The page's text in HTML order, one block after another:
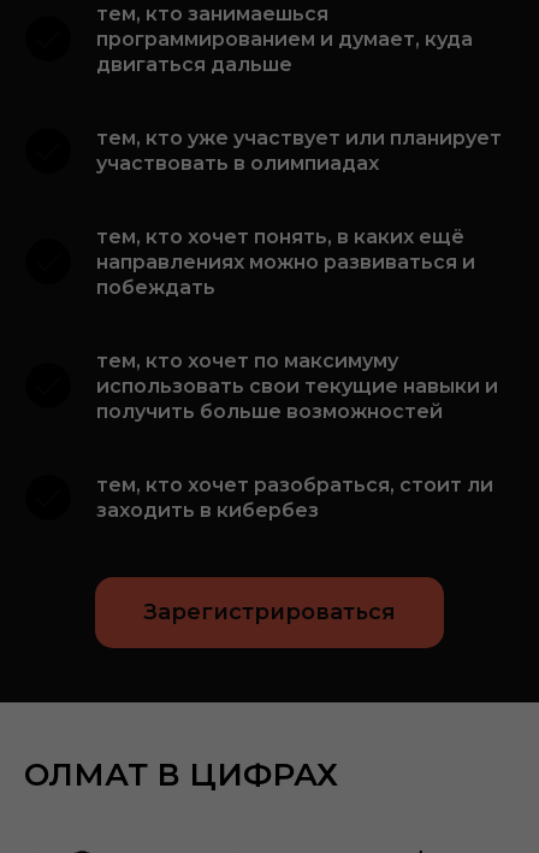
тем, кто занимаешься
программированием и думает, куда
двигаться дальше
тем, кто уже участвует или планирует
участвовать в олимпиадах
тем, кто хочет понять, в каких ещё
направлениях можно развиваться и
побеждать
тем, кто хочет по максимуму
использовать свои текущие навыки и
получить больше возможностей
тем, кто хочет разобраться, стоит ли
заходить в кибербез
Зарегистрироваться
ОЛМАТ В ЦИФРАХ